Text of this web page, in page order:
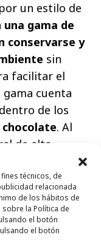
técnicos, de
relacionada
de los hábitos de
la Política de
el botón
el botón
un estilo de
una gama de
conservarse y
sin
facilitar el
gama cuenta
de los
. Al
de alta
son
de entrenar o
lactosa,